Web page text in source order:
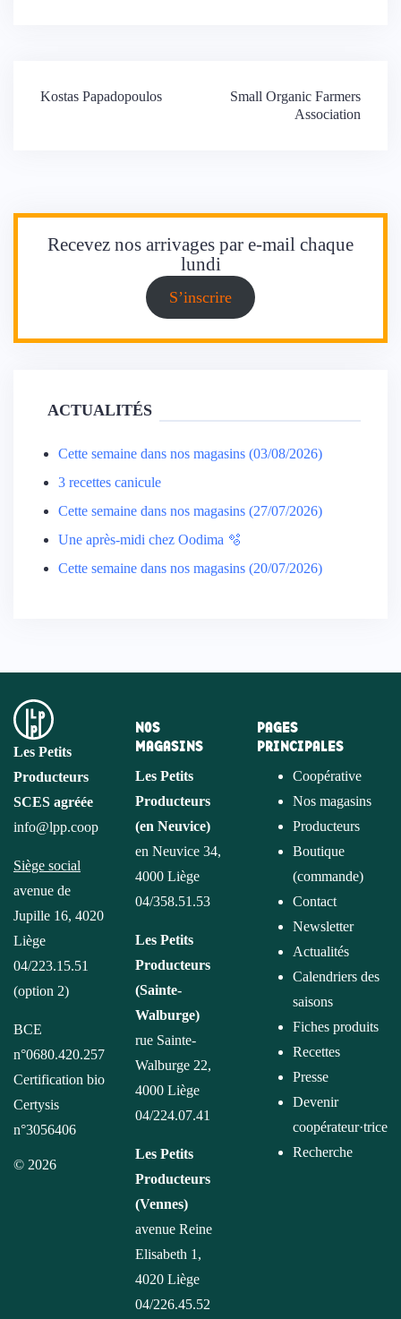
Navigation
Kostas Papadopoulos
Small Organic Farmers
Association
Recevez nos arrivages par e-mail chaque
lundi
S’inscrire
ACTUALITÉS
Cette semaine dans nos magasins (03/08/2026)
3 recettes canicule
Cette semaine dans nos magasins (27/07/2026)
Une après-midi chez Oodima 🫧
Cette semaine dans nos magasins (20/07/2026)
Les Petits
Producteurs
SCES agréée
info@lpp.coop
Siège social
avenue de
Jupille 16, 4020
Liège
04/223.15.51
(option 2)
BCE
n°0680.420.257
Certification bio
Certysis
n°3056406
© 2026
NOS
MAGASINS
Les Petits
Producteurs
(en Neuvice)
en Neuvice 34,
4000 Liège
04/358.51.53
Les Petits
Producteurs
(Sainte-
Walburge)
rue Sainte-
Walburge 22,
4000 Liège
04/224.07.41
Les Petits
Producteurs
(Vennes)
avenue Reine
Elisabeth 1,
4020 Liège
04/226.45.52
PAGES
PRINCIPALES
Coopérative
Nos magasins
Producteurs
Boutique
(commande)
Contact
Newsletter
Actualités
Calendriers des
saisons
Fiches produits
Recettes
Presse
Devenir
coopérateur·trice
Recherche